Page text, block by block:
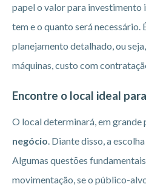
papel o valor para investimento
tem e o quanto será necessário.
planejamento detalhado, ou
máquinas, custo com
Encontre o local ideal
O local determinará, em grande
negócio. Diante disso, a
Algumas questões
movimentação, se o público-